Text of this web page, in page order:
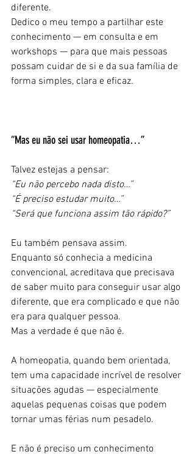
diferente.
Dedico o meu tempo a partilhar este
conhecimento — em consulta e em
workshops — para que mais pessoas
possam cuidar de si e da sua família de
forma simples, clara e eficaz.
“Mas eu não sei usar homeopatia…”
Talvez estejas a pensar:
“Eu não percebo nada disto…”
“É preciso estudar muito…”
“Será que funciona assim tão rápido?”
Eu também pensava assim.
Enquanto só conhecia a medicina
convencional, acreditava que precisava
de saber muito para conseguir usar algo
diferente, que era complicado e que não
era para qualquer pessoa.
Mas a verdade é que não é.
A homeopatia, quando bem orientada,
tem uma capacidade incrível de resolver
situações agudas — especialmente
aquelas pequenas coisas que podem
tornar umas férias num pesadelo.
E não é preciso um conhecimento